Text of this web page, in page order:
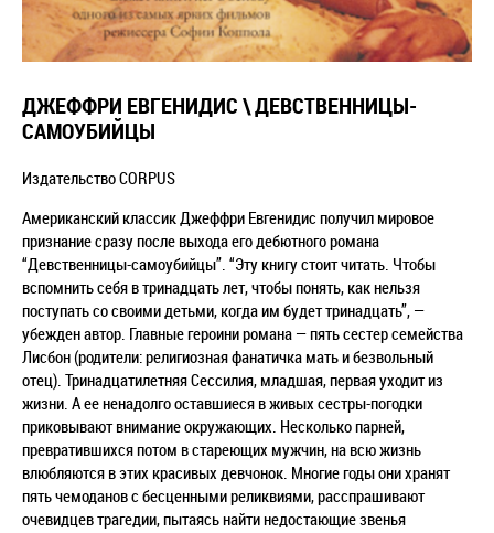
ДЖЕФФРИ ЕВГЕНИДИС \ ДЕВСТВЕННИЦЫ-
САМОУБИЙЦЫ
Издательство CORPUS
Американский классик Джеффри Евгенидис получил мировое
признание сразу после выхода его дебютного романа
“Девственницы-самоубийцы”. “Эту книгу стоит читать. Чтобы
вспомнить себя в тринадцать лет, чтобы понять, как нельзя
поступать со своими детьми, когда им будет тринадцать”, —
убежден автор. Главные героини романа — пять сестер семейства
Лисбон (родители: религиозная фанатичка мать и безвольный
отец). Тринадцатилетняя Сессилия, младшая, первая уходит из
жизни. А ее ненадолго оставшиеся в живых сестры-погодки
приковывают внимание окружающих. Несколько парней,
превратившихся потом в стареющих мужчин, на всю жизнь
влюбляются в этих красивых девчонок. Многие годы они хранят
пять чемоданов с бесценными реликвиями, расспрашивают
очевидцев трагедии, пытаясь найти недостающие звенья